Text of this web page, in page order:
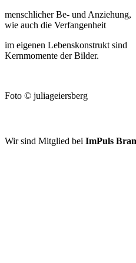
menschlicher Be- und Anziehung,
wie auch die Verfangenheit
im eigenen Lebenskonstrukt sind
Kernmomente der Bilder.
Foto © juliageiersberg
Wir sind Mitglied bei ImPuls